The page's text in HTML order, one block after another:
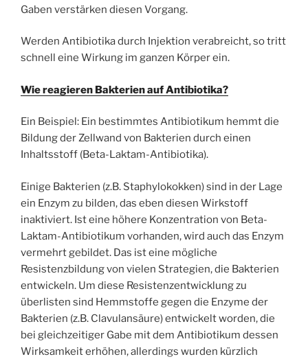
Gaben verstärken diesen Vorgang.
Werden Antibiotika durch Injektion verabreicht, so tritt
schnell eine Wirkung im ganzen Körper ein.
Wie reagieren Bakterien auf Antibiotika?
Ein Beispiel: Ein bestimmtes Antibiotikum hemmt die
Bildung der Zellwand von Bakterien durch einen
Inhaltsstoff (Beta-Laktam-Antibiotika).
Einige Bakterien (z.B. Staphylokokken) sind in der Lage
ein Enzym zu bilden, das eben diesen Wirkstoff
inaktiviert. Ist eine höhere Konzentration von Beta-
Laktam-Antibiotikum vorhanden, wird auch das Enzym
vermehrt gebildet. Das ist eine mögliche
Resistenzbildung von vielen Strategien, die Bakterien
entwickeln. Um diese Resistenzentwicklung zu
überlisten sind Hemmstoffe gegen die Enzyme der
Bakterien (z.B. Clavulansäure) entwickelt worden, die
bei gleichzeitiger Gabe mit dem Antibiotikum dessen
Wirksamkeit erhöhen, allerdings wurden kürzlich